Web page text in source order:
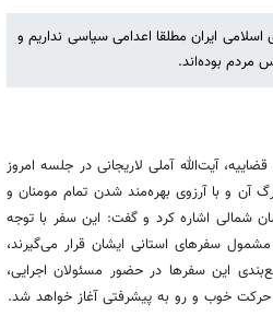
ایران مطلقا اعدامی سیاسی نداریم و
مردم بوده‌اند.
آیت‌الله آملی لاریجانی در جلسه امروز
آن و با آرزوی بهره‌مند شدن تمام مومنان و
شمالی اشاره کرد و گفت:‌ این سفر با توجه
سفرهای استانی ایشان قرار می‌گیرند،
این سفرها در حضور مسئولان اجرایی،
خوب و رو به پیشرفتی آغاز خواهد شد.